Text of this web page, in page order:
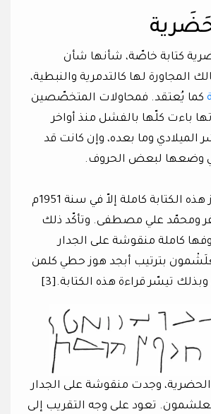
كتابة خاصّة، شأنها شأن
المجاورة لها كالتدمرية والنبطية،
كما يُعتقد. فمحاولات المتخصّصين
باءت كلّها بالفشل منذ أواخر
الميلادي وما بعده، وإن كانت قد
في وضعها لبعض الحروف.
كما لم تُفسّر رموز هذه الكتابة كاملة إلاّ في سنة 1951م
ومحمّد علي مصطفى. وتأكّد ذلك
كاملة منقوشة على الجدار
بترتيب أبجد هوز حطي كلمن
تيسّر قراءة هذه الكتابة.[3]
الحضرية، وجدت منقوشة على الجدار
تعود على وجه التقريب إلى